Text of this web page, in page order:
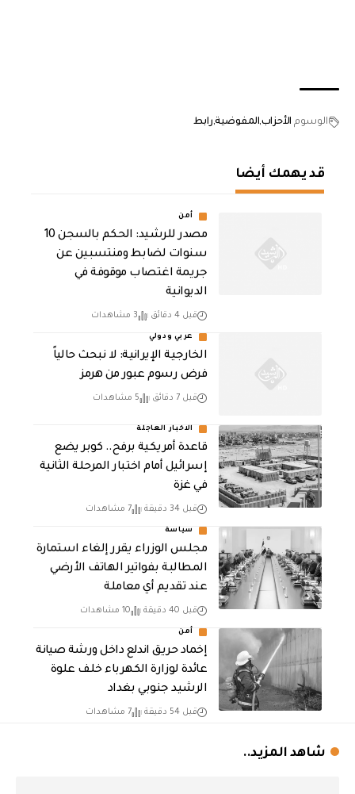
الوسوم الأحزابالمفوضية رابط
قد يهمك أيضا
أمن
مصدر للرشيد: الحكم بالسجن 10
سنوات لضابط ومنتسبين عن
جريمة اغتصاب موقوفة في
الديوانية
قبل 4 دقائق 3 مشاهدات
عربي ودولي
الخارجية الإيرانية: لا نبحث حالياً
فرض رسوم عبور من هرمز
قبل 7 دقائق 5 مشاهدات
الاخبار العاجلة
قاعدة أمريكية برفح.. كوبر يضع
إسرائيل أمام اختبار المرحلة الثانية
في غزة
قبل 34 دقيقة 7 مشاهدات
سياسة
مجلس الوزراء يقرر إلغاء استمارة
المطالبة بفواتير الهاتف الأرضي
عند تقديم أي معاملة
قبل 40 دقيقة 10 مشاهدات
أمن
إخماد حريق اندلع داخل ورشة صيانة
عائدة لوزارة الكهرباء خلف علوة
الرشيد جنوبي بغداد
قبل 54 دقيقة 7 مشاهدات
شاهد المزيد..